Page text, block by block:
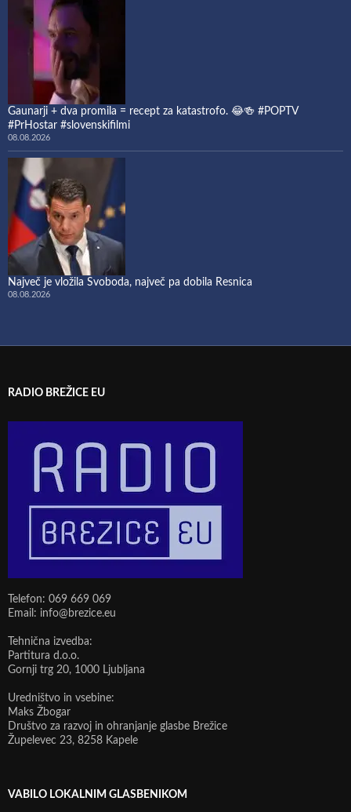
Gaunarji + dva promila = recept za katastrofo. 😂🍻 #POPTV
#PrHostar #slovenskifilmi
08.08.2026
Največ je vložila Svoboda, največ pa dobila Resnica
08.08.2026
RADIO BREŽICE EU
Telefon: 069 669 069
Email: info@brezice.eu
Tehnična izvedba:
Partitura d.o.o.
Gornji trg 20, 1000 Ljubljana
Uredništvo in vsebine:
Maks Žbogar
Društvo za razvoj in ohranjanje glasbe Brežice
Župelevec 23, 8258 Kapele
VABILO LOKALNIM GLASBENIKOM